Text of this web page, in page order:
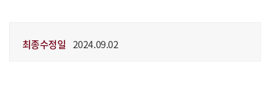
최종수정일 2024.09.02